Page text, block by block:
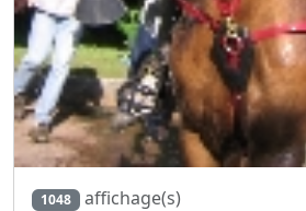
1048 affichage(s)